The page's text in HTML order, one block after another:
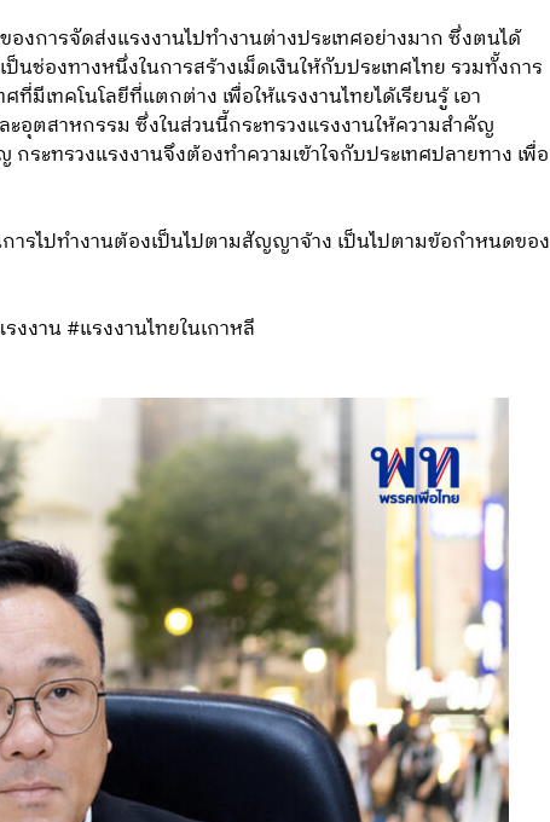
งการจัดส่งแรงงานไปทำงานต่างประเทศอย่างมาก ซึ่งตนได้
นช่องทางหนึ่งในการสร้างเม็ดเงินให้กับประเทศไทย รวมทั้งการ
มีเทคโนโลยีที่แตกต่าง เพื่อให้แรงงานไทยได้เรียนรู้ เอา
อุตสาหกรรม ซึ่งในส่วนนี้กระทรวงแรงงานให้ความสำคัญ
ะทรวงแรงงานจึงต้องทำความเข้าใจกับประเทศปลายทาง เพื่อ
รไปทำงานต้องเป็นไปตามสัญญาจ้าง เป็นไปตามข้อกำหนดของ
งาน #แรงงานไทยในเกาหลี